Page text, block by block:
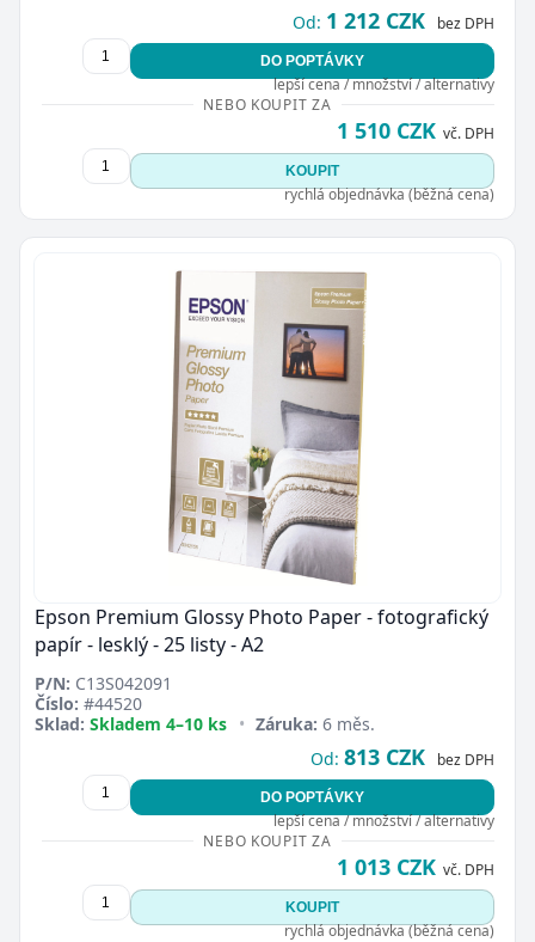
Od: 1 212 CZK bez DPH
DO POPTÁVKY
lepší cena / množství / alternativy
NEBO KOUPIT ZA
1 510 CZK vč. DPH
KOUPIT
rychlá objednávka (běžná cena)
Epson Premium Glossy Photo Paper - fotografický
papír - lesklý - 25 listy - A2
P/N: C13S042091
Číslo: #44520
Sklad: Skladem 4–10 ks • Záruka: 6 měs.
Od: 813 CZK bez DPH
DO POPTÁVKY
lepší cena / množství / alternativy
NEBO KOUPIT ZA
1 013 CZK vč. DPH
KOUPIT
rychlá objednávka (běžná cena)